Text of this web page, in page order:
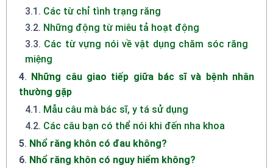
3.1 . Các từ chỉ tình trạng răng
3.2. Những động từ miêu tả hoạt động
3.3. Các từ vựng nói về vật dụng chăm sóc răng
miệng
4. Những câu giao tiếp giữa bác sĩ và bệnh nhân
thường gặp
4.1 . Mẫu câu mà bác sĩ, y tá sử dụng
4.2. Các câu bạn có thể nói khi đến nha khoa
5. Nhổ răng khôn có đau không?
6. Nhổ răng khôn có nguy hiểm không?